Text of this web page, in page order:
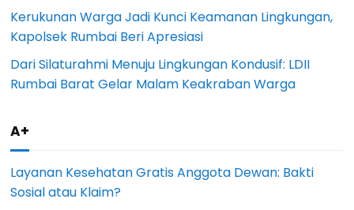
Kerukunan Warga Jadi Kunci Keamanan Lingkungan,
Kapolsek Rumbai Beri Apresiasi
Dari Silaturahmi Menuju Lingkungan Kondusif: LDII
Rumbai Barat Gelar Malam Keakraban Warga
A+
Layanan Kesehatan Gratis Anggota Dewan: Bakti
Sosial atau Klaim?